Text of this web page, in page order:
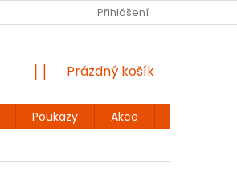
KONTAKT DOPRAVA A PLATBA
Přihlášení
NÁKUPNÍ
Prázdný košík
Poukazy Akce